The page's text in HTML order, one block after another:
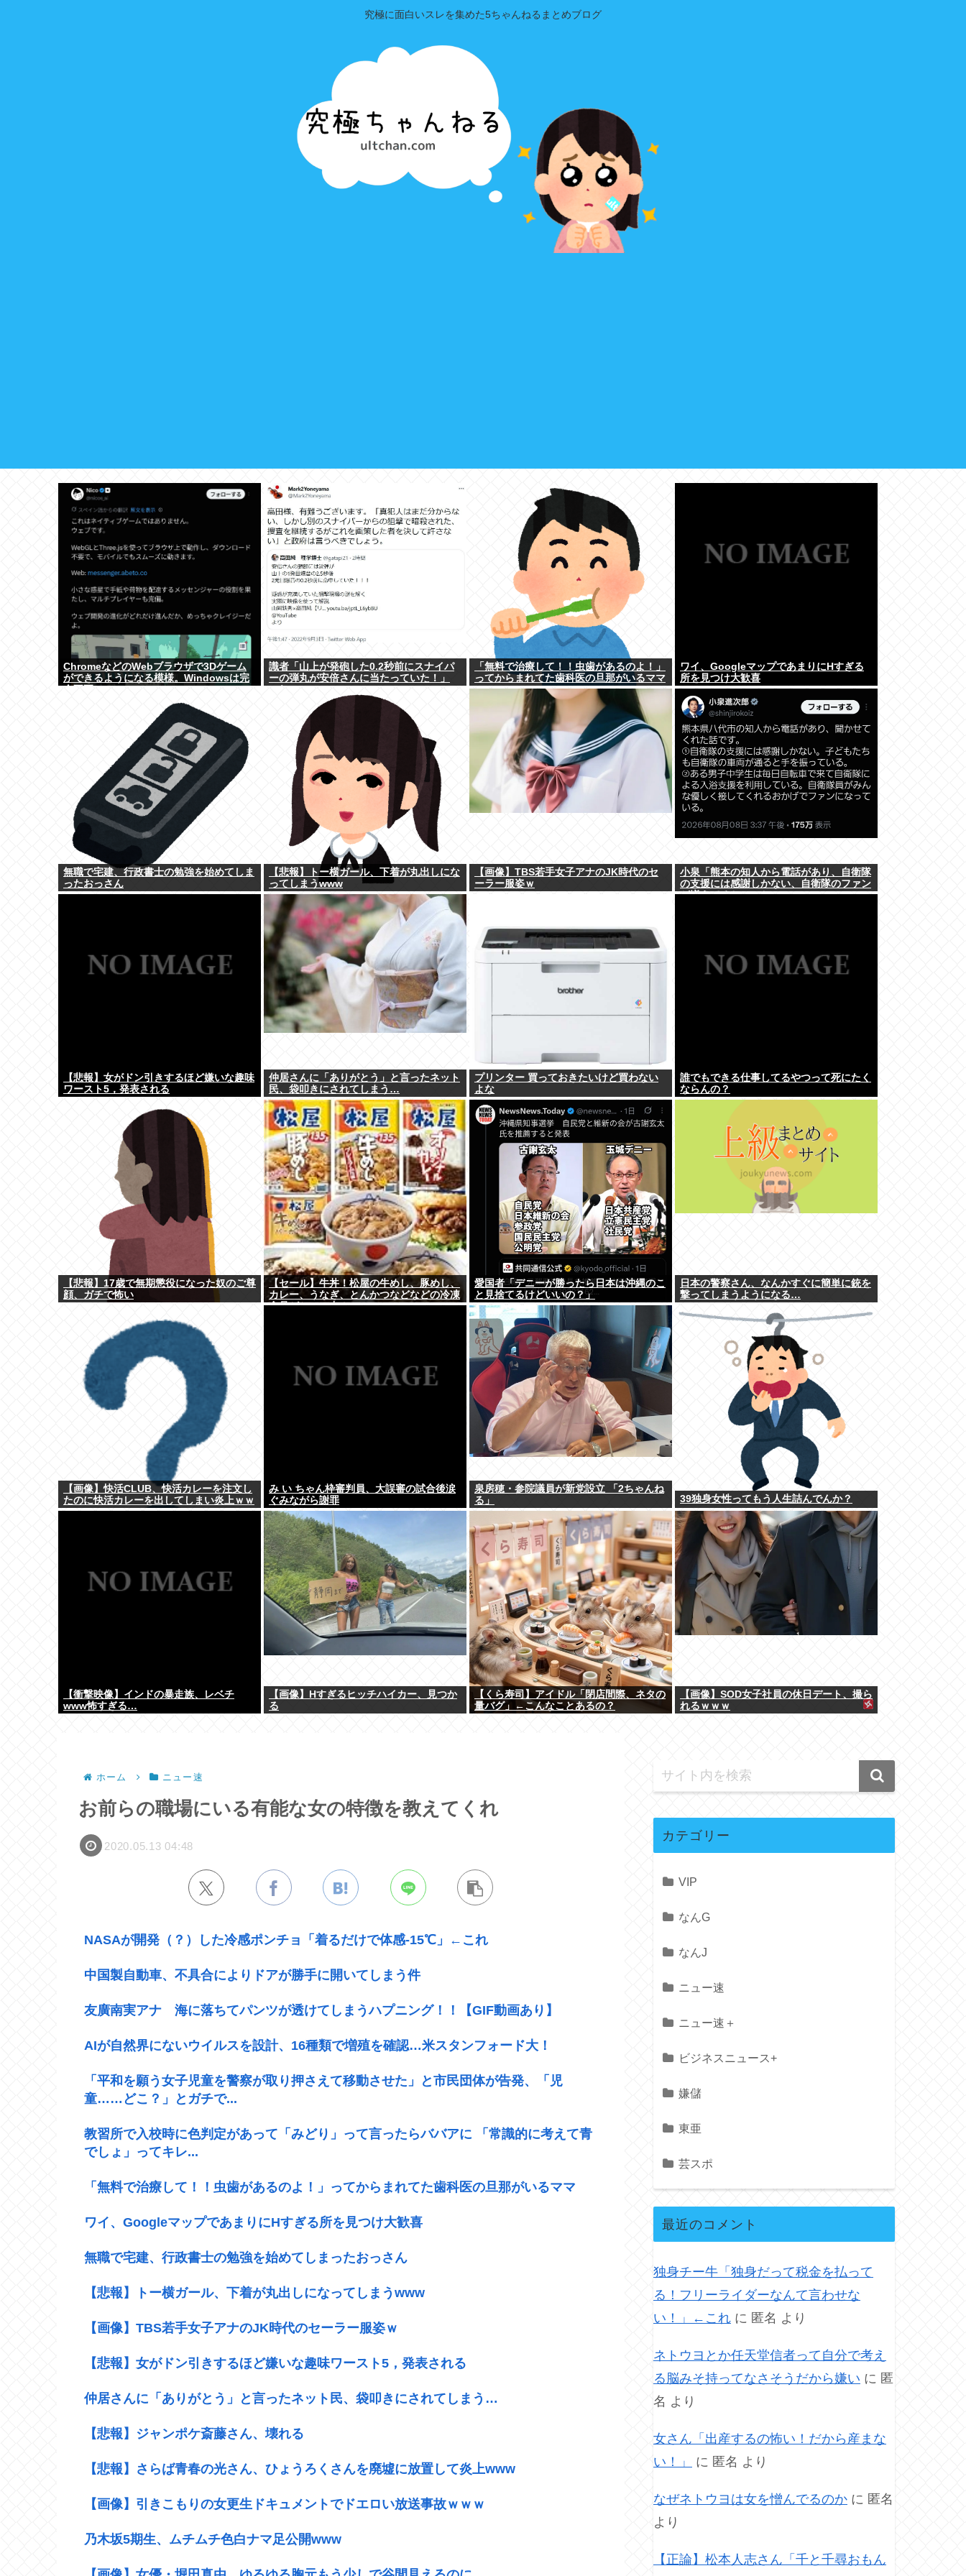
究極に面白いスレを集めた5ちゃんねるまとめブログ
ChromeなどのWebブラウザで3Dゲーム
ができるようになる模様。Windowsは完
識者「山上が発砲した0.2秒前にスナイパ
ーの弾丸が安倍さんに当たっていた！」
「無料で治療して！！虫歯があるのよ！」
ってからまれてた歯科医の旦那がいるママ
ワイ、GoogleマップであまりにΗすぎる
所を見つけ大歓喜
無職で宅建、行政書士の勉強を始めてしま
ったおっさん
【悲報】トー横ガール、下着が丸出しにな
ってしまうwww
【画像】TBS若手女子アナのJK時代のセ
ーラー服姿ｗ
小泉「熊本の知人から電話があり、自衛隊
の支援には感謝しかない、自衛隊のファン
が増えてるとのこと 」
【悲報】女がドン引きするほど嫌いな趣味
ワースト5，発表される
仲居さんに「ありがとう」と言ったネット
民、袋叩きにされてしまう…
プリンター 買っておきたいけど買わない
よな
誰でもできる仕事してるやつって死にたく
ならんの？
【悲報】17歳で無期懲役になった奴のご尊
顔、ガチで怖い
【セール】牛丼！松屋の牛めし、豚めし、
カレー、うなぎ、とんかつなどなどの冷凍
食品がセール中！
愛国者「デニーが勝ったら日本は沖縄のこ
と見捨てるけどいいの？」
日本の警察さん、なんかすぐに簡単に銃を
撃ってしまうようになる…
【画像】快活CLUB、快活カレーを注文し
たのに快活カレーを出してしまい炎上ｗｗ
ｗ
み い ちゃん枠審判員、大誤審の試合後涙
ぐみながら謝罪
泉房穂・参院議員が新党設立 「2ちゃんね
る」
39独身女性ってもう人生詰んでんか？
【衝撃映像】インドの暴走族、レベチ
www怖すぎる…
【画像】Hすぎるヒッチハイカー、見つか
る
【くら寿司】アイドル「閉店間際、ネタの
量バグ」←こんなことあるの？
【画像】SOD女子社員の休日デート、撮ら
れるｗｗｗ
ホーム ニュー速
お前らの職場にいる有能な女の特徴を教えてくれ
2020.05.13 04:48
NASAが開発（？）した冷感ポンチョ「着るだけで体感-15℃」←これ
中国製自動車、不具合によりドアが勝手に開いてしまう件
友廣南実アナ 海に落ちてパンツが透けてしまうハプニング！！【GIF動画あり】
AIが自然界にないウイルスを設計、16種類で増殖を確認…米スタンフォード大！
「平和を願う女子児童を警察が取り押さえて移動させた」と市民団体が告発、「児
童……どこ？」とガチで...
教習所で入校時に色判定があって「みどり」って言ったらババアに 「常識的に考えて青
でしょ」ってキレ...
「無料で治療して！！虫歯があるのよ！」ってからまれてた歯科医の旦那がいるママ
ワイ、GoogleマップであまりにΗすぎる所を見つけ大歓喜
無職で宅建、行政書士の勉強を始めてしまったおっさん
【悲報】トー横ガール、下着が丸出しになってしまうwww
【画像】TBS若手女子アナのJK時代のセーラー服姿ｗ
【悲報】女がドン引きするほど嫌いな趣味ワースト5，発表される
仲居さんに「ありがとう」と言ったネット民、袋叩きにされてしまう…
【悲報】ジャンポケ斎藤さん、壊れる
【悲報】さらば青春の光さん、ひょうろくさんを廃墟に放置して炎上www
【画像】引きこもりの女更生ドキュメントでドエロい放送事故ｗｗｗ
乃木坂5期生、ムチムチ色白ナマ足公開www
カテゴリー
VIP
なんG
なんJ
ニュー速
ニュー速＋
ビジネスニュース+
嫌儲
東亜
芸スポ
最近のコメント
独身チー牛「独身だって税金を払って
る！フリーライダーなんて言わせな
い！」←これ に 匿名 より
ネトウヨとか任天堂信者って自分で考え
る脳みそ持ってなさそうだから嫌い に 匿
名 より
女さん「出産するの怖い！だから産まな
い！」
に 匿名 より
なぜネトウヨは女を憎んでるのか に 匿名
より
【正論】松本人志さん「千と千尋おもん